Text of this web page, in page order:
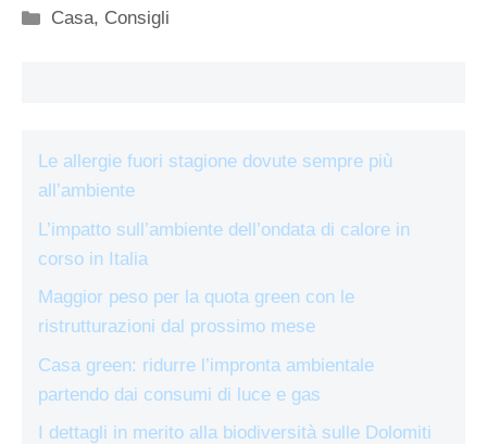
Categorie
Casa, Consigli
Le allergie fuori stagione dovute sempre più
all’ambiente
L’impatto sull’ambiente dell’ondata di calore in
corso in Italia
Maggior peso per la quota green con le
ristrutturazioni dal prossimo mese
Casa green: ridurre l’impronta ambientale
partendo dai consumi di luce e gas
I dettagli in merito alla biodiversità sulle Dolomiti